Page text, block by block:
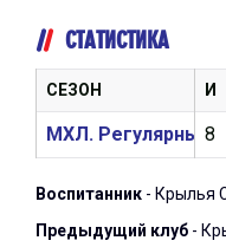
СТАТИСТИКА
И
8
СЕЗОН
МХЛ. Регулярный
Воспитанник - Крылья
Предыдущий клуб -